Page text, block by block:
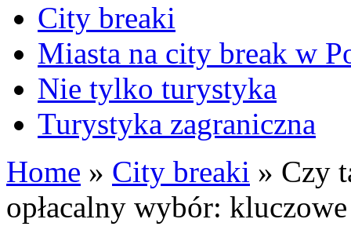
City breaki
Miasta na city break w
Nie tylko turystyka
Turystyka zagraniczna
Home » City breaki » Czy
opłacalny wybór: